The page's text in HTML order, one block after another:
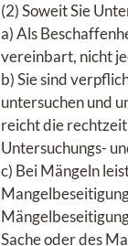
(2) Soweit Sie
a) Als
vereinbart, nicht
b) Sie sind
untersuchen und
reicht die
Untersuchungs-
c) Bei Mängeln
Sache oder des